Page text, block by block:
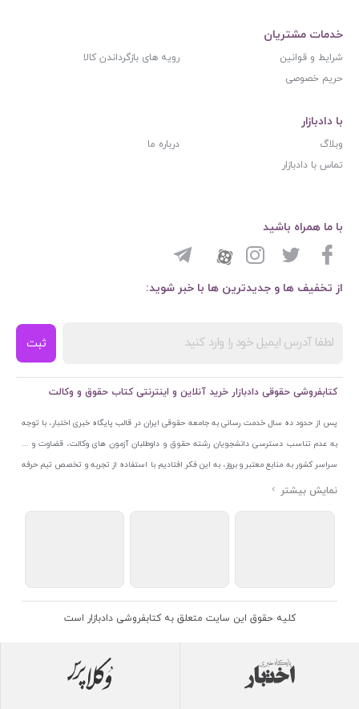
خدمات مشتریان
شرایط و قوانین
رویه های بازگرداندن کالا
حریم خصوصی
با دادبازار
وبلاگ
درباره ما
تماس با دادبازار
از تخفیف ها و جدیدترین ها با خبر شوید:
ثبت
با ما همراه باشید
کتابفروشی حقوقی دادبازار خرید آنلاین و اینترنتی کتاب حقوق و وکالت
پس از حدود ده سال خدمت رسانی به جامعه حقوقی ایران در قالب پایگاه خبری اختبار، با توجه
به عدم تناسب دسترسی دانشجویان رشته حقوق و داوطلبان آزمون های وکالت، قضاوت و ...
سراسر کشور به منابع معتبر و بروز، به این فکر افتادیم با استفاده از تجربه و تخصص تیم حرفه
ای اختبار خدمتی جدید به جامعه حقوقی ایران ارائه کنیم. به این منظور با راه اندازی و تجهیز
اتحادیه ناشران و کتابفروشان تهران به منظور ارائه مطمئن ترین خدمات مجموعه بسیار کامل و
معتبری از کتاب های حقوقی را به علاقمندان عرضه کرده ایم. علاوه بر این با بهره گیری از فناوری
اندازی کردیم تا علاقمندان بتوانند با اطمینان کافی و به اتکای اعتبار این مجموعه قدیمی کتاب و
کلیه حقوق این سایت متعلق به کتابفروشی دادبازار است